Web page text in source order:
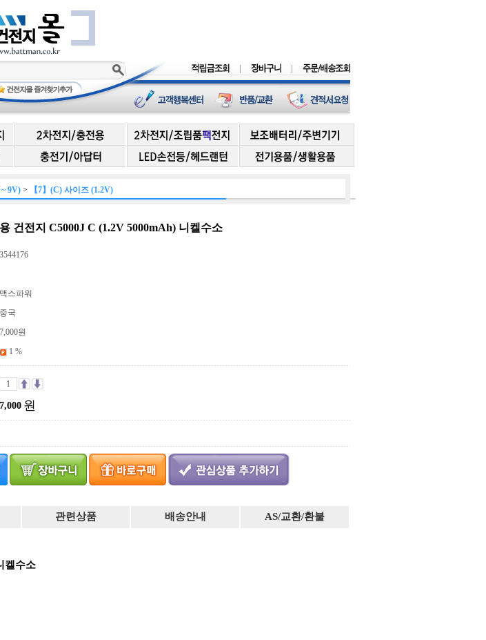
~ 9V) > 【7】(C) 사이즈 (1.2V)
건전지 C5000J C (1.2V 5000mAh) 니켈수소
3544176
맥스파워
중국
7,000원
1 %
7,000 원
관련상품 배송안내 AS/교환/환불
켈수소